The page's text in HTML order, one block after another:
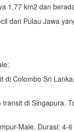
1,77 km2 dan
dari Pulau Jawa
di Colombo Sri
di Singapura.
Male. Durasi: 4-